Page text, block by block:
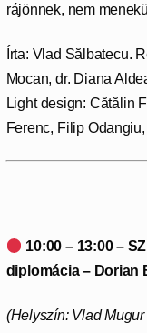
rájönnek, nem
Írta: Vlad Sălbatecu.
Mocan, dr. Diana
Light design: Cătălin
Ferenc, Filip
10:00 – 13:00 –
diplomácia – Dorian
(Helyszín: Vlad